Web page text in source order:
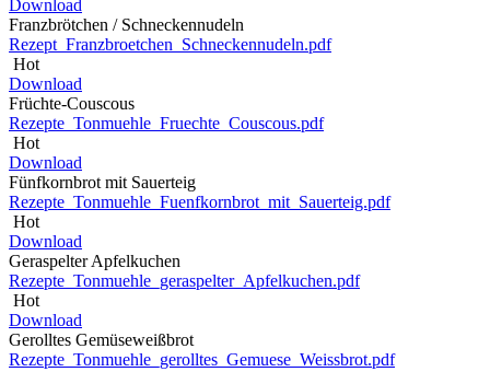
Download
Franzbrötchen / Schneckennudeln
Rezept_Franzbroetchen_Schneckennudeln.pdf
Hot
Download
Früchte-Couscous
Rezepte_Tonmuehle_Fruechte_Couscous.pdf
Hot
Download
Fünfkornbrot mit Sauerteig
Rezepte_Tonmuehle_Fuenfkornbrot_mit_Sauerteig.pdf
Hot
Download
Geraspelter Apfelkuchen
Rezepte_Tonmuehle_geraspelter_Apfelkuchen.pdf
Hot
Download
Gerolltes Gemüseweißbrot
Rezepte_Tonmuehle_gerolltes_Gemuese_Weissbrot.pdf